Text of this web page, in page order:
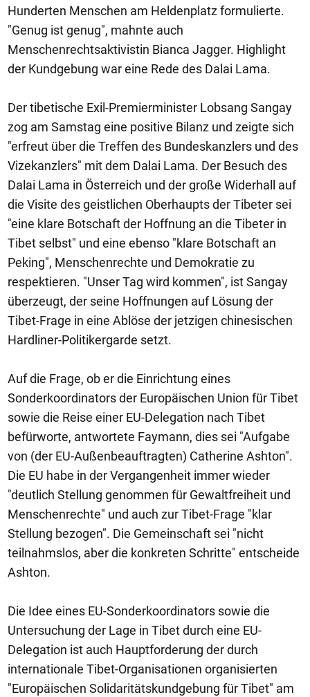
Hunderten Menschen am Heldenplatz formulierte.
"Genug ist genug", mahnte auch
Menschenrechtsaktivistin Bianca Jagger. Highlight
der Kundgebung war eine Rede des Dalai Lama.
Der tibetische Exil-Premierminister Lobsang Sangay
zog am Samstag eine positive Bilanz und zeigte sich
"erfreut über die Treffen des Bundeskanzlers und des
Vizekanzlers" mit dem Dalai Lama. Der Besuch des
Dalai Lama in Österreich und der große Widerhall auf
die Visite des geistlichen Oberhaupts der Tibeter sei
"eine klare Botschaft der Hoffnung an die Tibeter in
Tibet selbst" und eine ebenso "klare Botschaft an
Peking", Menschenrechte und Demokratie zu
respektieren. "Unser Tag wird kommen", ist Sangay
überzeugt, der seine Hoffnungen auf Lösung der
Tibet-Frage in eine Ablöse der jetzigen chinesischen
Hardliner-Politikergarde setzt.
Auf die Frage, ob er die Einrichtung eines
Sonderkoordinators der Europäischen Union für Tibet
sowie die Reise einer EU-Delegation nach Tibet
befürworte, antwortete Faymann, dies sei "Aufgabe
von (der EU-Außenbeauftragten) Catherine Ashton".
Die EU habe in der Vergangenheit immer wieder
"deutlich Stellung genommen für Gewaltfreiheit und
Menschenrechte" und auch zur Tibet-Frage "klar
Stellung bezogen". Die Gemeinschaft sei "nicht
teilnahmslos, aber die konkreten Schritte" entscheide
Ashton.
Die Idee eines EU-Sonderkoordinators sowie die
Untersuchung der Lage in Tibet durch eine EU-
Delegation ist auch Hauptforderung der durch
internationale Tibet-Organisationen organisierten
"Europäischen Solidaritätskundgebung für Tibet" am